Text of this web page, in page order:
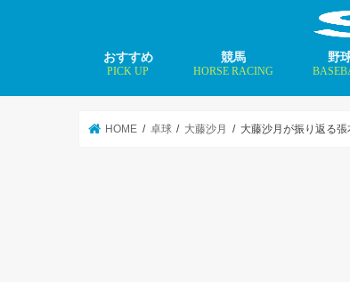
おすすめ
PICK UP
競馬
HORSE RACING
野
HOME 卓球 大藤沙月 大藤沙月が振り返る